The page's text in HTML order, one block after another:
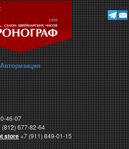
Авторизация
46-07
677-82-64
store+7 (911) 849-01-15